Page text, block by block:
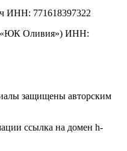
ИНН: 771618397322
«ЮК Оливия») ИНН:
защищены авторским
ссылка на домен h-